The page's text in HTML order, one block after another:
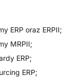
oraz ERPII;
MRPII;
ERP;
ERP;